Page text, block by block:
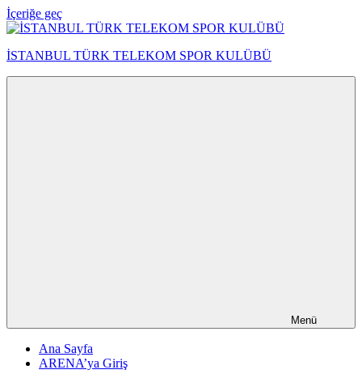
İçeriğe geç
İSTANBUL TÜRK TELEKOM SPOR KULÜBÜ
Menü
Ana Sayfa
ARENA’ya Giriş